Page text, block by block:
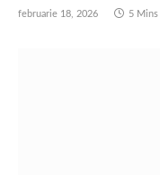
februarie 18, 2026 5 Mins